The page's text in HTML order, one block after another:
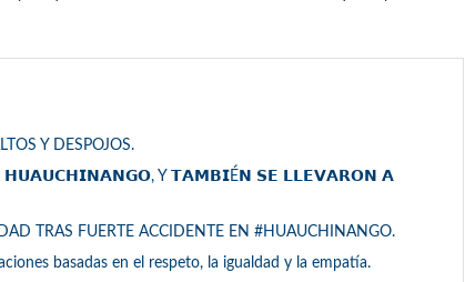
Y DESPOJOS.
Y 𝗧𝗔𝗠𝗕𝗜É𝗡 𝗦𝗘 𝗟𝗟𝗘𝗩𝗔𝗥𝗢𝗡 𝗔
TRAS FUERTE ACCIDENTE EN #HUAUCHINANGO.
basadas en el respeto, la igualdad y la empatía.